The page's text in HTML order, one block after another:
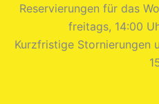
Reservierungen für das
freitags, 14:00
Kurzfristige Stornierungen